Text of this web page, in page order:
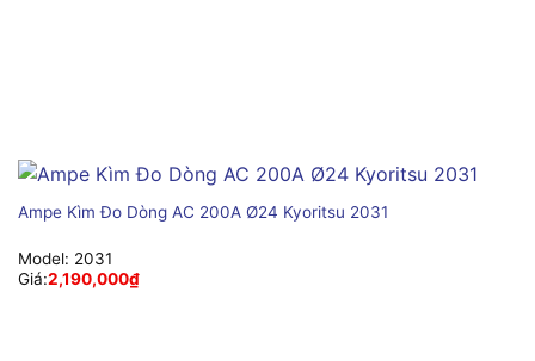
Ampe Kìm Đo Dòng AC 200A Ø24 Kyoritsu 2031
Model: 2031
Giá:2,190,000₫